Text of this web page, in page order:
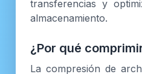
transferencias y
almacenamiento.
¿Por qué
La compresión de